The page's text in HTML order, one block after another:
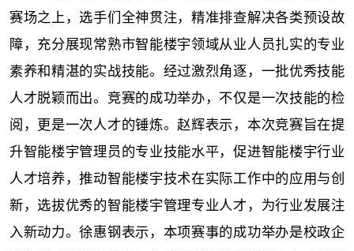
赛场之上，选手们全神贯注，精准排查解决各类预设故
障，充分展现常熟市智能楼宇领域从业人员扎实的专业
素养和精湛的实战技能。经过激烈角逐，一批优秀技能
人才脱颖而出。竞赛的成功举办，不仅是一次技能的检
阅，更是一次人才的锤炼。赵辉表示，本次竞赛旨在提
升智能楼宇管理员的专业技能水平，促进智能楼宇行业
人才培养，推动智能楼宇技术在实际工作中的应用与创
新，选拔优秀的智能楼宇管理专业人才，为行业发展注
入新动力。徐惠钢表示，本项赛事的成功举办是校政企